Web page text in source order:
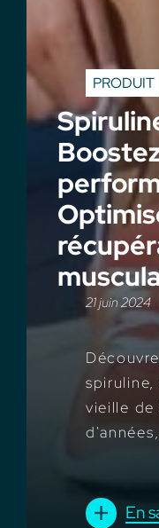
PRODUIT
21 juin 2024
vieille de
En